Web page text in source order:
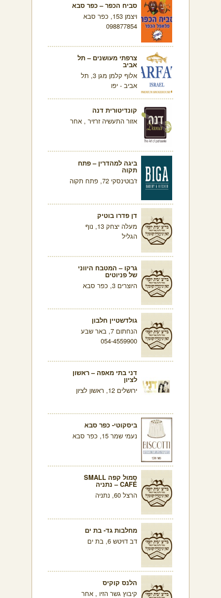
סביח הכפר – כפר סבא
ויצמן 153, כפר סבא
098877854
צרפתי מעושנים – תל
אביב
אלוף קלמן מגן 3, תל
אביב - יפו
קונדיטורית דנה
אזור התעשיה זרזיר , אחר
ביגה למהדרין – פתח
תקוה
ז'בוטינסקי 72, פתח תקוה
דן פדרו בוטיק
מעלה יצחק 13, נוף
הגליל
גרקו – המטבח היווני
של פניוטים
היוצרים 3, כפר סבא
גולדשטיין חלבון
הנחתום 7, באר שבע
054-4559900
דני בתי מאפה – ראשון
לציון
ירושלים 12, ראשון לציון
ביסקוטי- כפר סבא
נעמי שמר 15, כפר סבא
סמול קפה SMALL
CAFÉ – נתניה
הרצל 60, נתניה
מחלבות גד- בת ים
דב דויטש 6, בת ים
הלנס קוקיס
קיבוץ גשר הזיו , אחר